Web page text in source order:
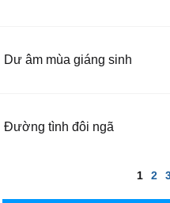
Dư âm mùa giáng sinh
Đường tình đôi ngã
1 2